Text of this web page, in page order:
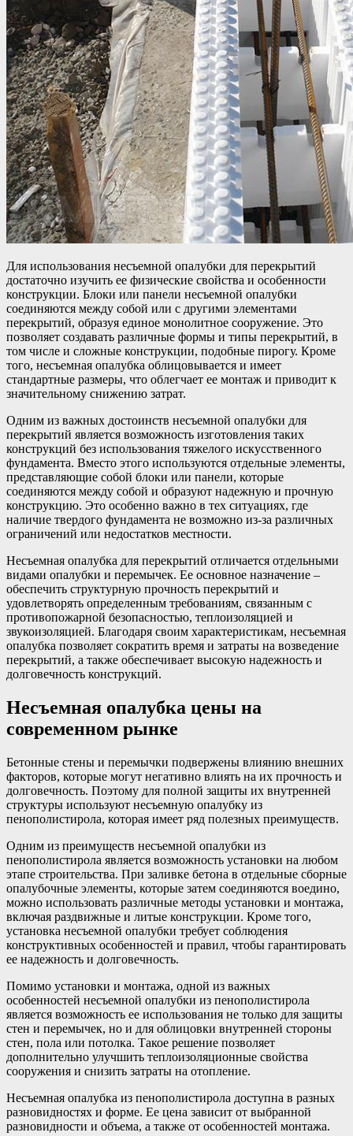
Для использования несъемной опалубки для перекрытий
достаточно изучить ее физические свойства и особенности
конструкции. Блоки или панели несъемной опалубки
соединяются между собой или с другими элементами
перекрытий, образуя единое монолитное сооружение. Это
позволяет создавать различные формы и типы перекрытий, в
том числе и сложные конструкции, подобные пирогу. Кроме
того, несъемная опалубка облицовывается и имеет
стандартные размеры, что облегчает ее монтаж и приводит к
значительному снижению затрат.
Одним из важных достоинств несъемной опалубки для
перекрытий является возможность изготовления таких
конструкций без использования тяжелого искусственного
фундамента. Вместо этого используются отдельные элементы,
представляющие собой блоки или панели, которые
соединяются между собой и образуют надежную и прочную
конструкцию. Это особенно важно в тех ситуациях, где
наличие твердого фундамента не возможно из-за различных
ограничений или недостатков местности.
Несъемная опалубка для перекрытий отличается отдельными
видами опалубки и перемычек. Ее основное назначение –
обеспечить структурную прочность перекрытий и
удовлетворять определенным требованиям, связанным с
противопожарной безопасностью, теплоизоляцией и
звукоизоляцией. Благодаря своим характеристикам, несъемная
опалубка позволяет сократить время и затраты на возведение
перекрытий, а также обеспечивает высокую надежность и
долговечность конструкций.
Несъемная опалубка цены на
современном рынке
Бетонные стены и перемычки подвержены влиянию внешних
факторов, которые могут негативно влиять на их прочность и
долговечность. Поэтому для полной защиты их внутренней
структуры используют несъемную опалубку из
пенополистирола, которая имеет ряд полезных преимуществ.
Одним из преимуществ несъемной опалубки из
пенополистирола является возможность установки на любом
этапе строительства. При заливке бетона в отдельные сборные
опалубочные элементы, которые затем соединяются воедино,
можно использовать различные методы установки и монтажа,
включая раздвижные и литые конструкции. Кроме того,
установка несъемной опалубки требует соблюдения
конструктивных особенностей и правил, чтобы гарантировать
ее надежность и долговечность.
Помимо установки и монтажа, одной из важных
особенностей несъемной опалубки из пенополистирола
является возможность ее использования не только для защиты
стен и перемычек, но и для облицовки внутренней стороны
стен, пола или потолка. Такое решение позволяет
дополнительно улучшить теплоизоляционные свойства
сооружения и снизить затраты на отопление.
Несъемная опалубка из пенополистирола доступна в разных
разновидностях и форме. Ее цена зависит от выбранной
разновидности и объема, а также от особенностей монтажа.